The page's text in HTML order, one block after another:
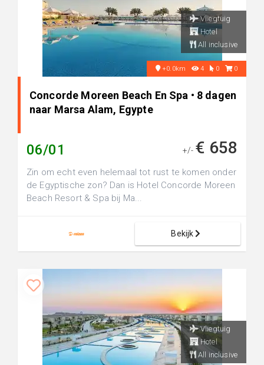
Vliegtuig
Hotel
All inclusive
+0.0km 4 0 0
Concorde Moreen Beach En Spa • 8 dagen
naar Marsa Alam, Egypte
06/01 +/- € 658
Zin om echt even helemaal tot rust te komen onder
de Egyptische zon? Dan is Hotel Concorde Moreen
Beach Resort & Spa bij Ma...
Bekijk
Vliegtuig
Hotel
All inclusive